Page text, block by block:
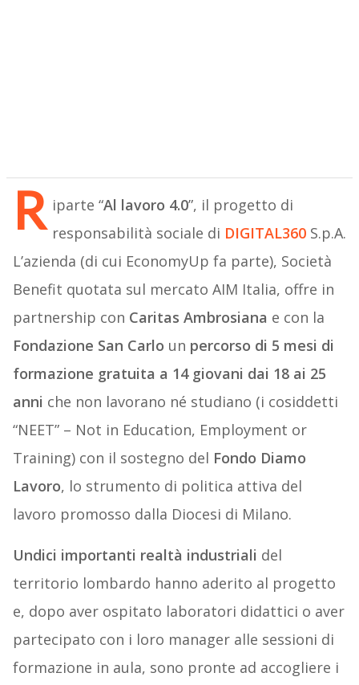
R iparte “Al lavoro 4.0”, il progetto di
responsabilità sociale di DIGITAL360 S.p.A.
L’azienda (di cui EconomyUp fa parte), Società
Benefit quotata sul mercato AIM Italia, offre in
partnership con Caritas Ambrosiana e con la
Fondazione San Carlo un percorso di 5 mesi di
formazione gratuita a 14 giovani dai 18 ai 25
anni che non lavorano né studiano (i cosiddetti
“NEET” – Not in Education, Employment or
Training) con il sostegno del Fondo Diamo
Lavoro, lo strumento di politica attiva del
lavoro promosso dalla Diocesi di Milano.
Undici importanti realtà industriali del
territorio lombardo hanno aderito al progetto
e, dopo aver ospitato laboratori didattici o aver
partecipato con i loro manager alle sessioni di
formazione in aula, sono pronte ad accogliere i